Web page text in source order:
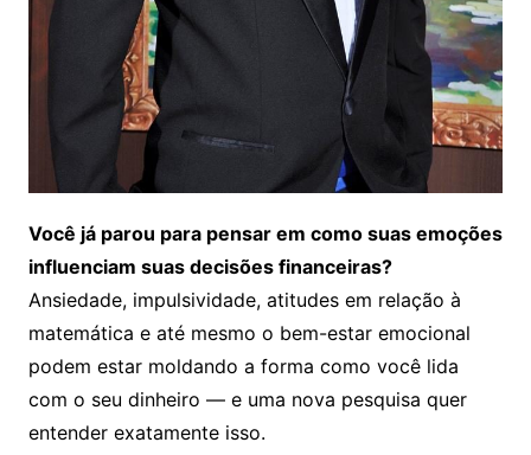
Você já parou para pensar em como suas emoções
influenciam suas decisões financeiras?
Ansiedade, impulsividade, atitudes em relação à
matemática e até mesmo o bem-estar emocional
podem estar moldando a forma como você lida
com o seu dinheiro — e uma nova pesquisa quer
entender exatamente isso.